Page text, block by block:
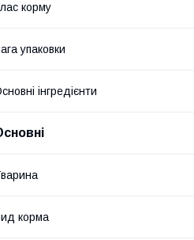
корму
упаковки
інгредієнти
корма